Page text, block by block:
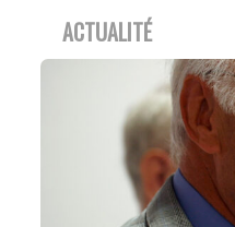
ACTUALITÉ